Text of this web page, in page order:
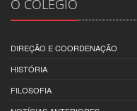
O COLÉGIO
DIREÇÃO E COORDENAÇÃO
HISTÓRIA
FILOSOFIA